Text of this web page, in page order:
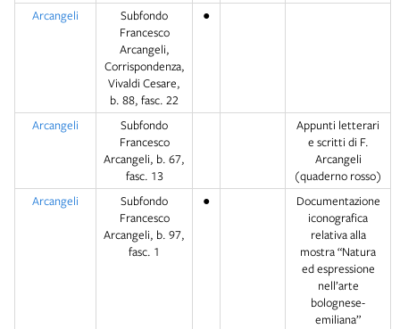
Arcangeli
Subfondo
Francesco
Arcangeli,
Corrispondenza,
Vivaldi Cesare,
b. 88, fasc. 22
●
Arcangeli
Subfondo
Francesco
Arcangeli, b. 67,
fasc. 13
Appunti letterari
e scritti di F.
Arcangeli
(quaderno rosso)
Arcangeli
Subfondo
Francesco
Arcangeli, b. 97,
fasc. 1
●
Documentazione
iconografica
relativa alla
mostra “Natura
ed espressione
nell’arte
bolognese-
emiliana”